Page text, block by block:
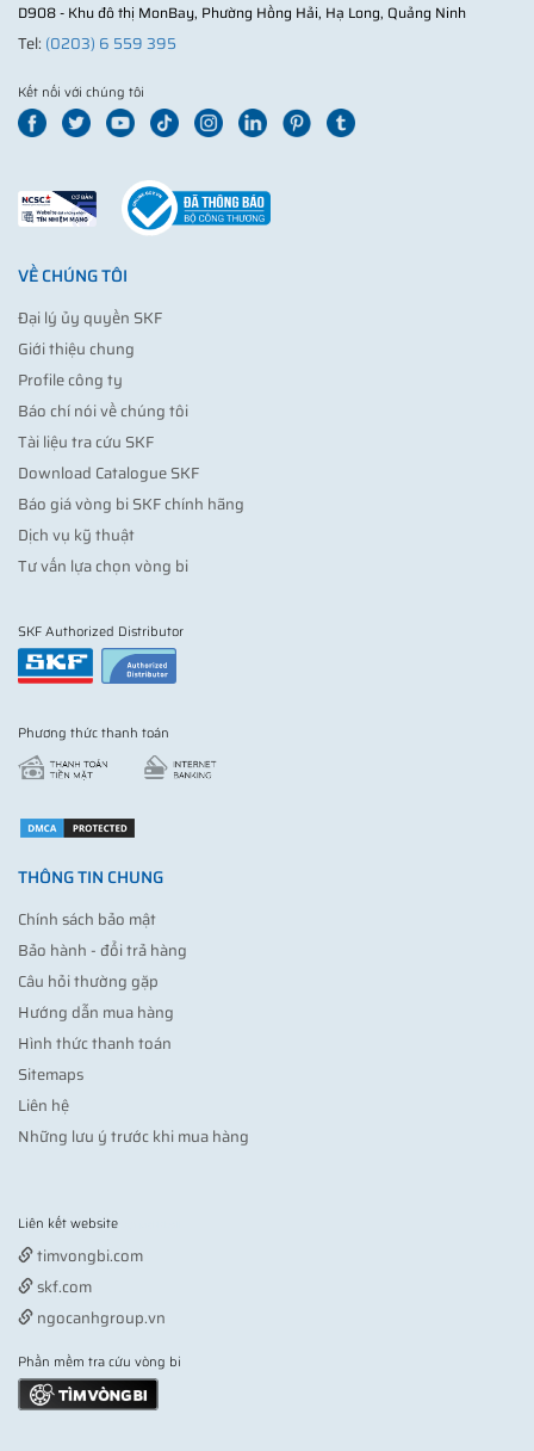
D908 - Khu đô thị MonBay, Phường Hồng Hải, Hạ Long, Quảng Ninh
Tel: (0203) 6 559 395
Kết nối với chúng tôi
VỀ CHÚNG TÔI
Đại lý ủy quyền SKF
Giới thiệu chung
Profile công ty
Báo chí nói về chúng tôi
Tài liệu tra cứu SKF
Download Catalogue SKF
Báo giá vòng bi SKF chính hãng
Dịch vụ kỹ thuật
Tư vấn lựa chọn vòng bi
SKF Authorized Distributor
Phương thức thanh toán
THÔNG TIN CHUNG
Chính sách bảo mật
Bảo hành - đổi trả hàng
Câu hỏi thường gặp
Hướng dẫn mua hàng
Hình thức thanh toán
Sitemaps
Liên hệ
Những lưu ý trước khi mua hàng
Liên kết website
timvongbi.com
skf.com
ngocanhgroup.vn
Phần mềm tra cứu vòng bi